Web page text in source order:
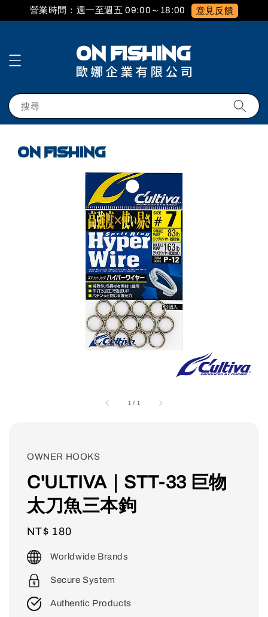
營業時間：週一至週五 09:00～18:00 意見反饋
搜尋
1 / 1
OWNER HOOKS
C'ULTIVA｜STT-33 巨物
太刀魚三本鉤
Regular
price
NT$ 180
Worldwide Brands
Secure System
Authentic Products